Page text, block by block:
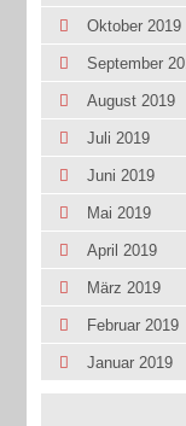
Oktober 2019
September
August 2019
Juli 2019
Juni 2019
Mai 2019
April 2019
März 2019
Februar 2019
Januar 2019